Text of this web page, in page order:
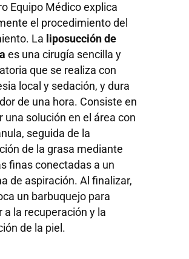
Equipo Médico explica
el procedimiento del
La liposucción de
es una cirugía sencilla y
que se realiza con
local y sedación, y dura
de una hora. Consiste en
una solución en el área con
seguida de la
de la grasa mediante
finas conectadas a un
de aspiración. Al finalizar,
un barbuquejo para
a la recuperación y la
de la piel.